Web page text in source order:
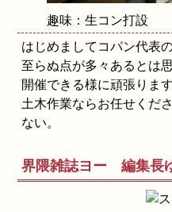
趣味：生コン打設
はじめましてコパン代表
至らぬ点が多々あるとは
開催できる様に頑張ります
土木作業ならお任せくだ
ない。
界隈雑誌ヨー 編集長